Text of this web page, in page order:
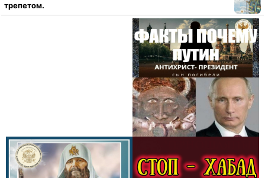
трепетом.